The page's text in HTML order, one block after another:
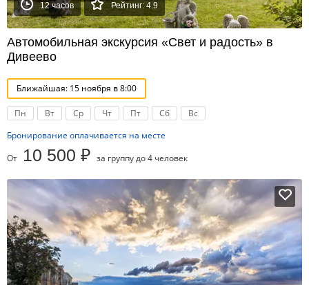
12 часов Рейтинг: 4.9
Автомобильная экскурсия «Свет и радость» в
Дивеево
Ближайшая: 15 ноября в 8:00
Пн Вт Ср Чт Пт Сб
Вс
Бронирование оплачивается на месте
От 10 500 ₽ за группу до 4 человек